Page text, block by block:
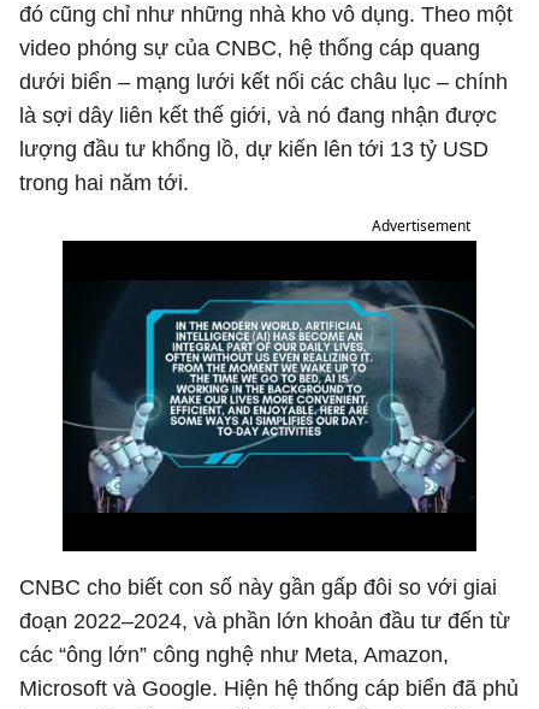
đó cũng chỉ như những nhà kho vô dụng. Theo một
video phóng sự của CNBC, hệ thống cáp quang
dưới biển – mạng lưới kết nối các châu lục – chính
là sợi dây liên kết thế giới, và nó đang nhận được
lượng đầu tư khổng lồ, dự kiến lên tới 13 tỷ USD
trong hai năm tới.
Advertisement
CNBC cho biết con số này gần gấp đôi so với giai
đoạn 2022–2024, và phần lớn khoản đầu tư đến từ
các “ông lớn” công nghệ như Meta, Amazon,
Microsoft và Google. Hiện hệ thống cáp biển đã phủ